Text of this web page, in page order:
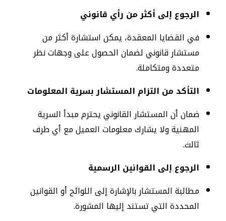
الرجوع إلى أكثر من رأي قانوني
في القضايا المعقدة، يمكن استشارة أكثر من
مستشار قانوني لضمان الحصول على وجهات نظر
متعددة ومتكاملة.
التأكد من التزام المستشار بسرية المعلومات
ضمان أن المستشار القانوني يحترم مبدأ السرية
المهنية ولا يشارك معلومات العميل مع أي طرف
ثالث.
الرجوع إلى القوانين الرسمية
مطالبة المستشار بالإشارة إلى اللوائح أو القوانين
المحددة التي تستند إليها المشورة.